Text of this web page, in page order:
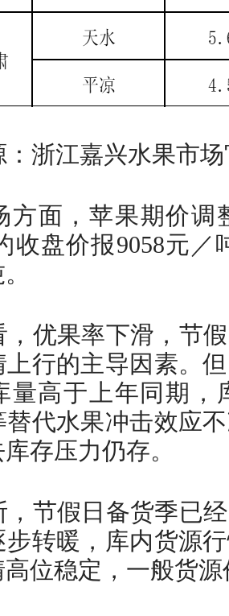
：浙江嘉兴水果市
方面，苹果期价调
收盘价报9058元
，优果率下滑，节
行的主导因素。
量高于上年同期，
替代水果冲击效应
存压力仍存。
，节假日备货季已
步转暖，库内货源
高位稳定，一般货